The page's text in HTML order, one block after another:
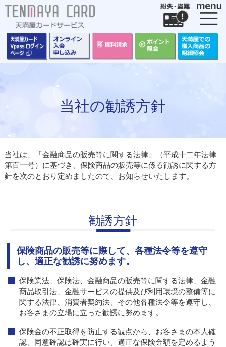
カードをつくる
カードをつかう
当社の勧誘方針
当社は、「金融商品の販売等に関する法律」（平成十二年法律
第百一号）に基づき、保険商品の販売等に係る勧誘に関する方
針を次のとおり定めましたので、お知らせいたします。
勧誘方針
保険商品の販売等に際して、各種法令等を遵守
し、適正な勧誘に努めます。
保険業法、保険法、金融商品の販売等に関する法律、金融
商品取引法、金融サービスの提供及び利用環境の整備等に
関する法律、消費者契約法、その他各種法令等を遵守し、
お客さまの立場に立った勧誘に努めます。
保険金の不正取得を防止する観点から、お客さまの本人確
認、同意確認は確実に行い、適正な保険金額を定めるよう